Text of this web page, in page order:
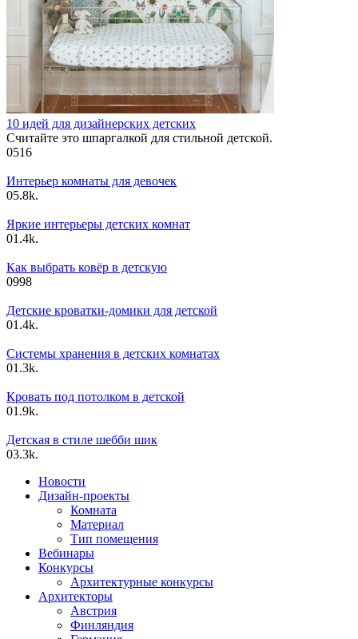
10 идей для дизайнерских детских
Считайте это шпаргалкой для стильной детской.
0516
Интерьер комнаты для девочек
05.8k.
Яркие интерьеры детских комнат
01.4k.
Как выбрать ковёр в детскую
0998
Детские кроватки-домики для детской
01.4k.
Системы хранения в детских комнатах
01.3k.
Кровать под потолком в детской
01.9k.
Детская в стиле шебби шик
03.3k.
Новости
Дизайн-проекты
Комната
Материал
Тип помещения
Вебинары
Конкурсы
Архитектурные конкурсы
Архитекторы
Австрия
Финляндия